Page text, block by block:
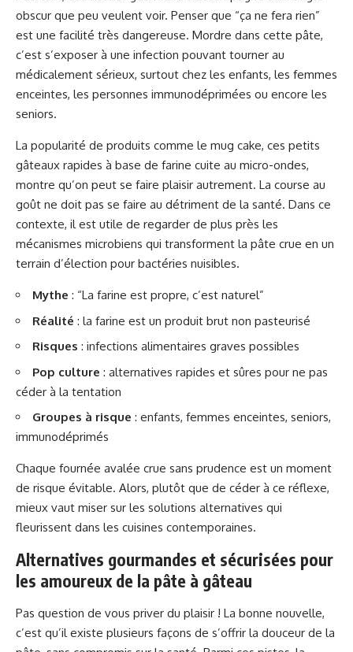
obscur que peu veulent voir. Penser que “ça ne fera rien”
est une facilité très dangereuse. Mordre dans cette pâte,
c’est s’exposer à une infection pouvant tourner au
médicalement sérieux, surtout chez les enfants, les femmes
enceintes, les personnes immunodéprimées ou encore les
seniors.
La popularité de produits comme le mug cake, ces petits
gâteaux rapides à base de farine cuite au micro-ondes,
montre qu’on peut se faire plaisir autrement. La course au
goût ne doit pas se faire au détriment de la santé. Dans ce
contexte, il est utile de regarder de plus près les
mécanismes microbiens qui transforment la pâte crue en un
terrain d’élection pour bactéries nuisibles.
Mythe : “La farine est propre, c’est naturel”
Réalité : la farine est un produit brut non pasteurisé
Risques : infections alimentaires graves possibles
Pop culture : alternatives rapides et sûres pour ne pas
céder à la tentation
Groupes à risque : enfants, femmes enceintes, seniors,
immunodéprimés
Chaque fournée avalée crue sans prudence est un moment
de risque évitable. Alors, plutôt que de céder à ce réflexe,
mieux vaut miser sur les solutions alternatives qui
fleurissent dans les cuisines contemporaines.
Alternatives gourmandes et sécurisées pour
les amoureux de la pâte à gâteau
Pas question de vous priver du plaisir ! La bonne nouvelle,
c’est qu’il existe plusieurs façons de s’offrir la douceur de la